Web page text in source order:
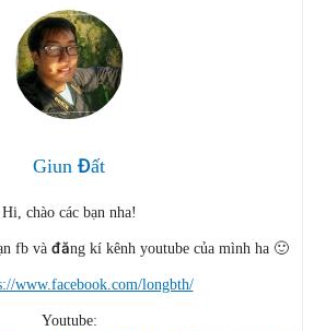
Giun Đất
Hi, chào các bạn nha!
fb và đăng kí kênh youtube của mình ha 🙂
www.facebook.com/longbth/
Youtube: